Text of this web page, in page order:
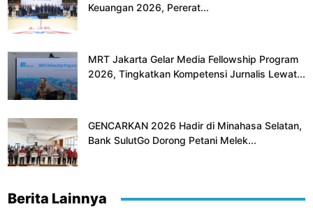
Keuangan 2026, Pererat...
MRT Jakarta Gelar Media Fellowship Program
2026, Tingkatkan Kompetensi Jurnalis Lewat...
GENCARKAN 2026 Hadir di Minahasa Selatan,
Bank SulutGo Dorong Petani Melek...
Berita Lainnya